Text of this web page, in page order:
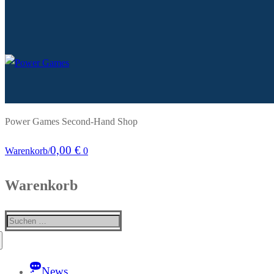
Power Games Second-Hand Shop
Warenkorb/0,00 € 0
Warenkorb
Suchen
News